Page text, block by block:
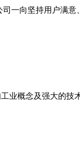
一向坚持用户满
业概念及强大的